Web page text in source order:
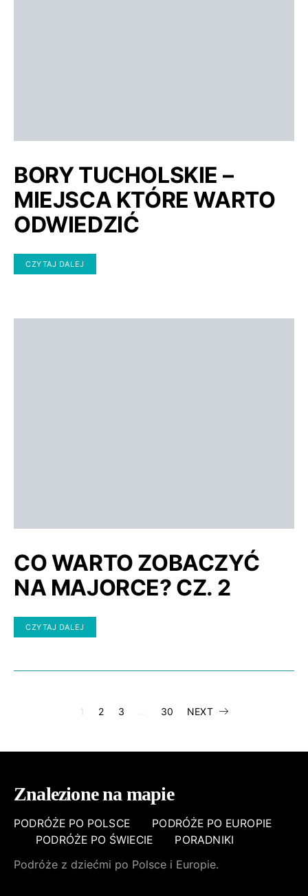
BORY TUCHOLSKIE –
MIEJSCA KTÓRE WARTO
ODWIEDZIĆ
CZYTAJ DALEJ
CO WARTO ZOBACZYĆ
NA MAJORCE? CZ. 2
CZYTAJ DALEJ
1 2 3 30 NEXT
Znalezione na mapie
PODRÓŻE PO POLSCE
PODRÓŻE PO EUROPIE
PODRÓŻE PO ŚWIECIE
PORADNIKI
Podróże z dziećmi po Polsce i Europie.